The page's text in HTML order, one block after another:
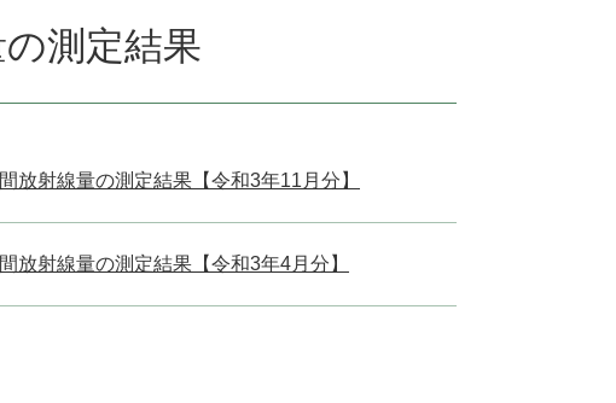
測定結果
放射線量の測定結果【令和3年11月分】
放射線量の測定結果【令和3年4月分】